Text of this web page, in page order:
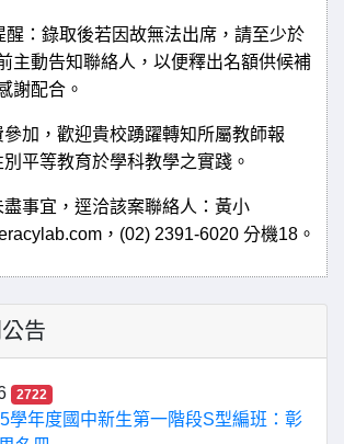
醒：錄取後若因故無法出席，請至少於
主動告知聯絡人，以便釋出名額供候補
謝配合。
加，歡迎貴校踴躍轉知所屬教師報
平等教育於學科教學之實踐。
事宜，逕洽該案聯絡人：黃小
， (02) 2391-6020 分機18 。
告
2722
學年度國中新生第一階段S型編班：彰